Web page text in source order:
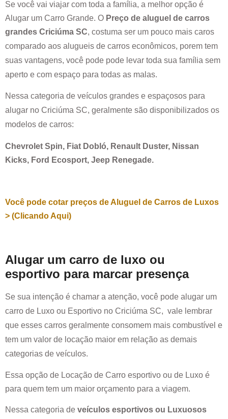
Se você vai viajar com toda a família, a melhor opção é
Alugar um Carro Grande. O Preço de aluguel de carros
grandes Criciúma SC, costuma ser um pouco mais caros
comparado aos alugueis de carros econômicos, porem tem
suas vantagens, você pode pode levar toda sua família sem
aperto e com espaço para todas as malas.
Nessa categoria de veículos grandes e espaçosos para
alugar no Criciúma SC, geralmente são disponibilizados os
modelos de carros:
Chevrolet Spin, Fiat Dobló, Renault Duster, Nissan
Kicks, Ford Ecosport, Jeep Renegade.
Você pode cotar preços de Aluguel de Carros de Luxos
> (Clicando Aqui)
Alugar um carro de luxo ou
esportivo para marcar presença
Se sua intenção é chamar a atenção, você pode alugar um
carro de Luxo ou Esportivo no Criciúma SC, vale lembrar
que esses carros geralmente consomem mais combustível e
tem um valor de locação maior em relação as demais
categorias de veículos.
Essa opção de Locação de Carro esportivo ou de Luxo é
para quem tem um maior orçamento para a viagem.
Nessa categoria de veículos esportivos ou Luxuosos